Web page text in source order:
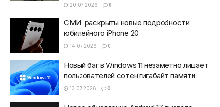
20.07.2026 0
СМИ: раскрыты новые подробности
юбилейного iPhone 20
14.07.2026 0
Новый баг в Windows 11 незаметно лишает
пользователей сотен гигабайт памяти
13.07.2026 0